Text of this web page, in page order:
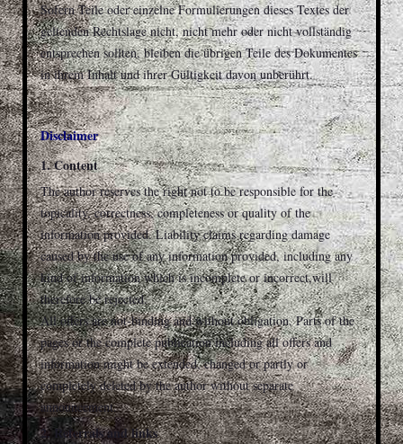
Sofern Teile oder einzelne Formulierungen dieses Textes der
geltenden Rechtslage nicht, nicht mehr oder nicht vollständig
entsprechen sollten, bleiben die übrigen Teile des Dokumentes
in ihrem Inhalt und ihrer Gültigkeit davon unberührt.
Disclaimer
1. Content
The author reserves the right not to be responsible for the
topicality, correctness, completeness or quality of the
information provided. Liability claims regarding damage
caused by the use of any information provided, including any
kind of information which is incomplete or incorrect,will
therefore be rejected.
All offers are not-binding and without obligation. Parts of the
pages or the complete publication including all offers and
information might be extended, changed or partly or
completely deleted by the author without separate
announcement.
2. Referrals and links